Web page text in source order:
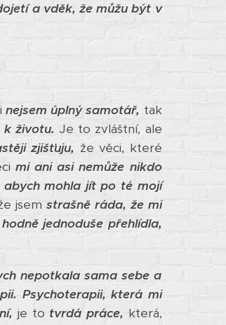
a vděk, že můžu být v
nejsem úplný samotář, tak
životu. Je to zvláštní, ale
zjišťuju, že věci, které
mi ani asi nemůže nikdo
abych mohla jít po té mojí
jsem strašně ráda, že mi
jednoduše přehlídla,
nepotkala sama sebe a
Psychoterapii, která mi
je to tvrdá práce, která,